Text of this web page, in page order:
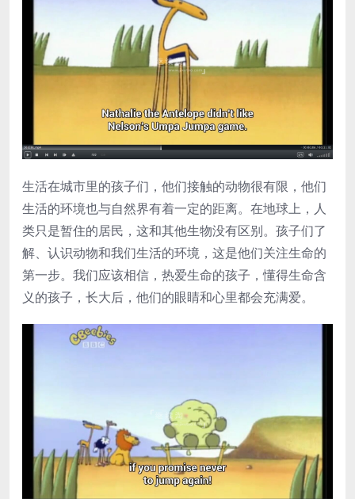
生活在城市里的孩子们，他们接触的动物很有限，他们
生活的环境也与自然界有着一定的距离。在地球上，人
类只是暂住的居民，这和其他生物没有区别。孩子们了
解、认识动物和我们生活的环境，这是他们关注生命的
第一步。我们应该相信，热爱生命的孩子，懂得生命含
义的孩子，长大后，他们的眼睛和心里都会充满爱。